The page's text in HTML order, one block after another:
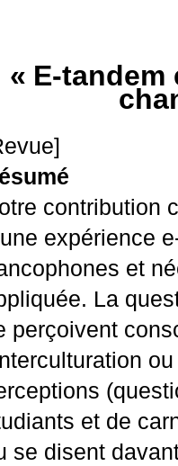
« E-tandem
contribution
expérience
et
La
perçoivent
et de
se disent